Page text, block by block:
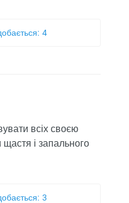
4
всіх своєю
і запального
3